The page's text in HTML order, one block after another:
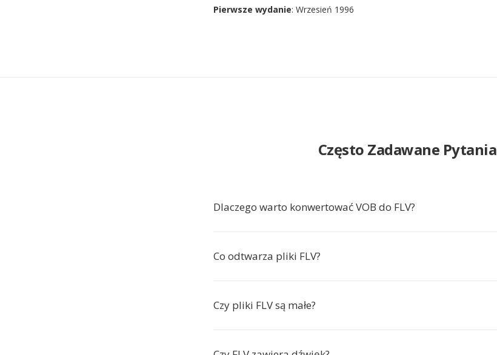
Pierwsze wydanie: Wrzesień 1996
Często Zadawane Pytania
Dlaczego warto konwertować VOB do FLV?
Co odtwarza pliki FLV?
Czy pliki FLV są małe?